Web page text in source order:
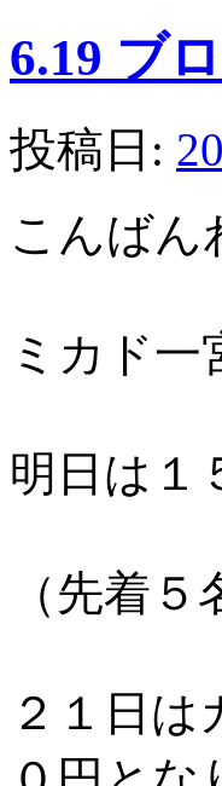
6.19 ブ
投稿日:
こんば
ミカド
明日は１
（先着
２１日